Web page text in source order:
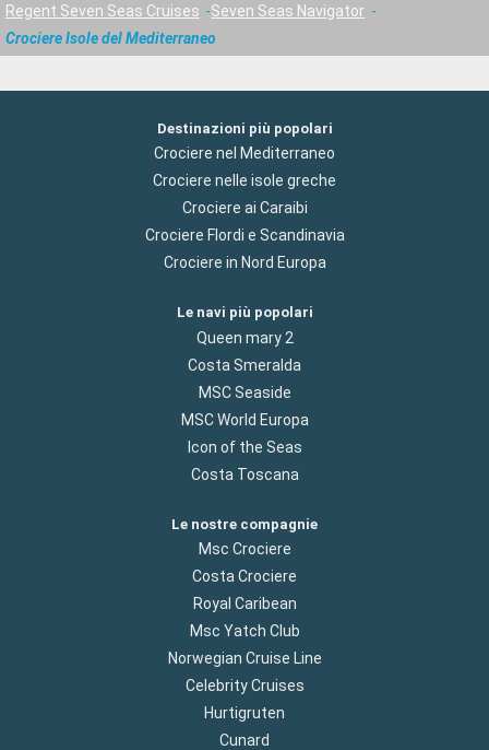
Regent Seven Seas Cruises
Seven Seas Navigator
Crociere Isole del Mediterraneo
Destinazioni più popolari
Crociere nel Mediterraneo
Crociere nelle isole greche
Crociere ai Caraibi
Crociere Flordi e Scandinavia
Crociere in Nord Europa
Le navi più popolari
Queen mary 2
Costa Smeralda
MSC Seaside
MSC World Europa
Icon of the Seas
Costa Toscana
Le nostre compagnie
Msc Crociere
Costa Crociere
Royal Caribean
Msc Yatch Club
Norwegian Cruise Line
Celebrity Cruises
Hurtigruten
Cunard